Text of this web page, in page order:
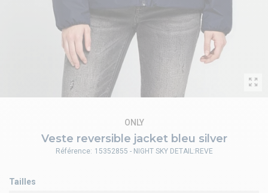
Veste reversible jacket bleu silver
ONLY
Tailles
Référence: 15352855 - NIGHT SKY DETAIL:REVE